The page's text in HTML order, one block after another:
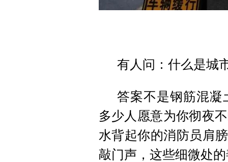
有人问：什么是城
答案不是钢筋混
多少人愿意为你彻夜
水背起你的消防员肩
敲门声，这些细微处